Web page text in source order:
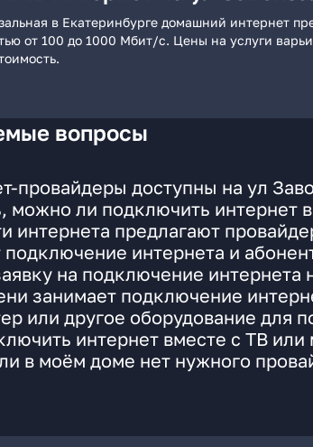
в Екатеринбурге домашний интернет
от 100 до 1000 Мбит/с. Цены на услуги
вопросы
провайдеры доступны на ул
можно ли подключить интернет
интернета предлагают
интернета и
на подключение интернета
занимает подключение
или другое оборудование для
интернет вместе с ТВ или
в моём доме нет нужного